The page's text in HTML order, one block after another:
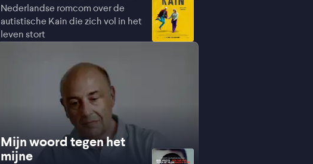
Nederlandse romcom over de
autistische Kain die zich vol in het
leven stort
Mijn woord tegen het
mijne